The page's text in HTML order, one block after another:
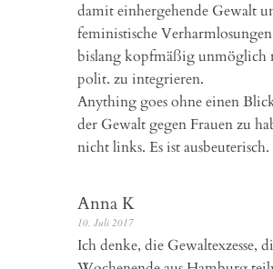
damit einhergehende Gewalt
feministische
bislang kopfmäßig unmöglich
polit. zu integrieren.
Anything goes ohne einen
der Gewalt gegen Frauen zu
nicht links. Es ist ausbeuterisch.
Anna K
10. Juli 2017
Ich denke, die Gewaltexzesse,